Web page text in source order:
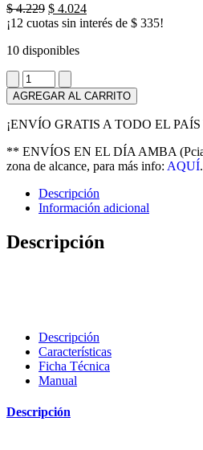
$4.229 El
precio
era:
$ 4.024El
precio
¡12 cuotas sin interés de $ 335!
10 disponibles
Cortauñas
de
bebé
Safety
1ST
cantidad
AGREGAR AL CARRITO
¡ENVÍO GRATIS A TODO EL
** ENVÍOS EN EL DÍA AMBA
zona de alcance, para más info: AQUÍ.
Descripción
Información adicional
Descripción
Descripción
Características
Ficha Técnica
Manual
Descripción